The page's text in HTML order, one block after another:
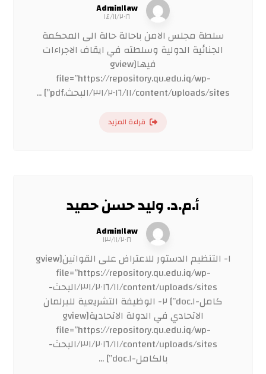
Admin١law
١٤/١١/٢٠١٦
سلطة مجلس الامن باحالة حالة الى المحكمة
الجنائية الدولية وسلطته في ايقاف الاجراءات
فيها[gview
file=”https://repository.qu.edu.iq/wp-
content/uploads/sites/٣١/٢٠١٦/١١/البحث.pdf”] ...
قراءة المزيد
أ.م.د. وليد حسن حميد
Admin١law
١٣/١١/٢٠١٦
١- التنظيم الدستور للاعتراض على القوانين[gview
file=”https://repository.qu.edu.iq/wp-
content/uploads/sites/٣١/٢٠١٦/١١/البحث-
كامل-١.doc”] ٢- الوظيفة التشريعية للبرلمان
الاتحادي في الدولة الاتحادية[gview
file=”https://repository.qu.edu.iq/wp-
content/uploads/sites/٣١/٢٠١٦/١١/البحث-
بالكامل-١.doc”] ...